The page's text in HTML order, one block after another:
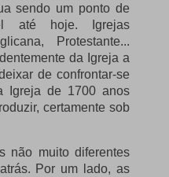
sendo um ponto de
até hoje. Igrejas
Protestante...
da Igreja a
de confrontar-se
Igreja de 1700 anos
certamente sob
não muito diferentes
Por um lado, as